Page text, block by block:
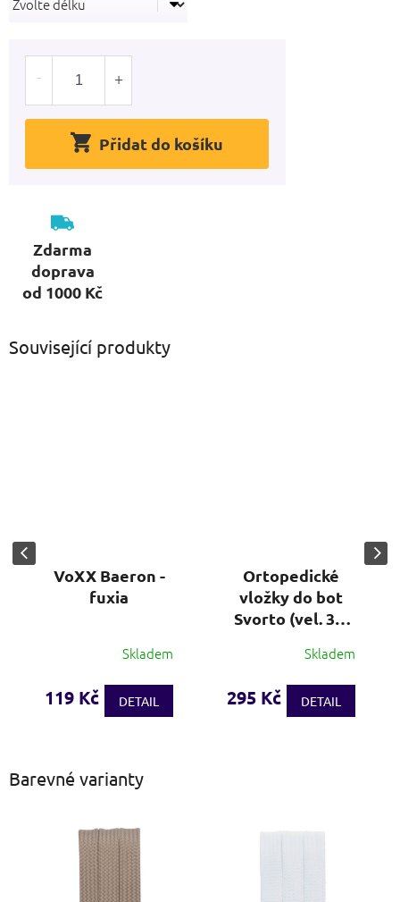
Přidat do košíku
Zdarma
doprava
od 1000 Kč
Související produkty
VoXX Baeron -
fuxia
Skladem
119 Kč DETAIL
Ortopedické
vložky do bot
Svorto (vel. 36-
produktu
je
Skladem
295 Kč DETAIL
Barevné varianty